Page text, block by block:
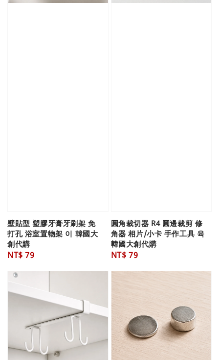
壁貼型 塑膠牙膏牙刷架 免
打孔 浴室置物架 이 韓國大
創代購
Regular
NT$ 79
圓角裁切器 R4 圓邊裁剪 修
角器 相片/小卡 手作工具 육
韓國大創代購
Regular
NT$ 79